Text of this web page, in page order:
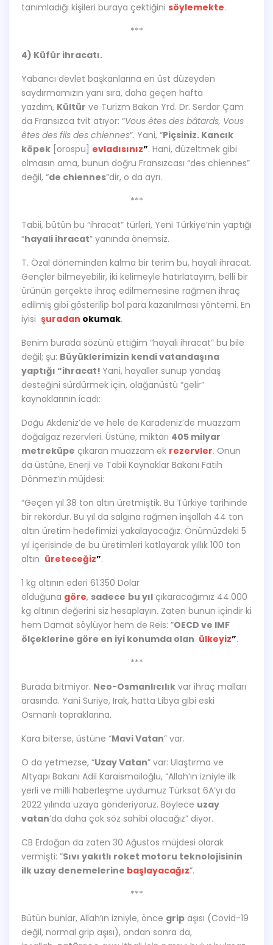
tanımladığı kişileri buraya çektiğini söylemekte.
***
4) Küfür ihracatı.
Yabancı devlet başkanlarına en üst düzeyden
saydırmamızın yanı sıra, daha geçen hafta
yazdım, Kültür ve Turizm Bakan Yrd. Dr. Serdar Çam
da Fransızca tvit atıyor: “Vous êtes des bâtards, Vous
êtes des fils des chiennes”. Yani, “Piçsiniz. Kancık
köpek [orospu] evladısınız”. Hani, düzeltmek gibi
olmasın ama, bunun doğru Fransızcası “des chiennes”
değil, “de chiennes”dir, o da ayrı.
***
Tabii, bütün bu “ihracat” türleri, Yeni Türkiye’nin yaptığı
“hayali ihracat” yanında önemsiz.
T. Özal döneminden kalma bir terim bu, hayali ihracat.
Gençler bilmeyebilir, iki kelimeyle hatırlatayım, belli bir
ürünün gerçekte ihraç edilmemesine rağmen ihraç
edilmiş gibi gösterilip bol para kazanılması yöntemi. En
iyisi şuradan okumak.
Benim burada sözünü ettiğim “hayali ihracat” bu bile
değil; şu: Büyüklerimizin kendi vatandaşına
yaptığı “ihracat! Yani, hayaller sunup yandaş
desteğini sürdürmek için, olağanüstü “gelir”
kaynaklarının icadı:
Doğu Akdeniz’de ve hele de Karadeniz’de muazzam
doğalgaz rezervleri. Üstüne, miktarı 405 milyar
metreküpe çıkaran muazzam ek rezervler. Onun
da üstüne, Enerji ve Tabii Kaynaklar Bakanı Fatih
Dönmez’in müjdesi:
“Geçen yıl 38 ton altın üretmiştik. Bu Türkiye tarihinde
bir rekordur. Bu yıl da salgına rağmen inşallah 44 ton
altın üretim hedefimizi yakalayacağız. Önümüzdeki 5
yıl içerisinde de bu üretimleri katlayarak yıllık 100 ton
altın üreteceğiz”.
1 kg altının ederi 61.350 Dolar
olduğuna göre, sadece bu yıl çıkaracağımız 44.000
kg altının değerini siz hesaplayın. Zaten bunun içindir ki
hem Damat söylüyor hem de Reis: ”OECD ve IMF
ölçeklerine göre en iyi konumda olan ülkeyiz”.
***
Burada bitmiyor. Neo-Osmanlıcılık var ihraç malları
arasında. Yani Suriye, Irak, hatta Libya gibi eski
Osmanlı topraklarına.
Kara biterse, üstüne “Mavi Vatan” var.
O da yetmezse, “Uzay Vatan” var: Ulaştırma ve
Altyapı Bakanı Adil Karaismailoğlu, “Allah’ın izniyle ilk
yerli ve milli haberleşme uydumuz Türksat 6A’yı da
2022 yılında uzaya gönderiyoruz. Böylece uzay
vatan’da daha çok söz sahibi olacağız” diyor.
CB Erdoğan da zaten 30 Ağustos müjdesi olarak
vermişti: ”Sıvı yakıtlı roket motoru teknolojisinin
ilk uzay denemelerine başlayacağız”.
***
Bütün bunlar, Allah’ın izniyle, önce grip aşısı (Covid-19
değil, normal grip aşısı), ondan sonra da,